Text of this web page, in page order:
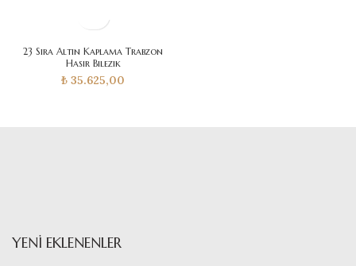
23 Sıra Altın Kaplama Trabzon
Hasır Bilezik
₺ 35.625,00
YENI EKLENENLER